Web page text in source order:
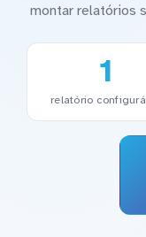
montar relatórios
1
relatório